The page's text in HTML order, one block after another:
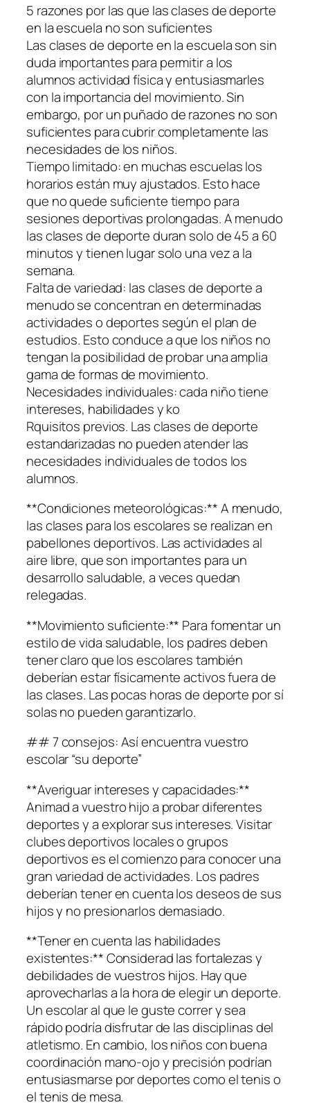
5 razones por las que las clases de deporte
en la escuela no son suficientes
Las clases de deporte en la escuela son sin
duda importantes para permitir a los
alumnos actividad física y entusiasmarles
con la importancia del movimiento. Sin
embargo, por un puñado de razones no son
suficientes para cubrir completamente las
necesidades de los niños.
Tiempo limitado: en muchas escuelas los
horarios están muy ajustados. Esto hace
que no quede suficiente tiempo para
sesiones deportivas prolongadas. A menudo
las clases de deporte duran solo de 45 a 60
minutos y tienen lugar solo una vez a la
semana.
Falta de variedad: las clases de deporte a
menudo se concentran en determinadas
actividades o deportes según el plan de
estudios. Esto conduce a que los niños no
tengan la posibilidad de probar una amplia
gama de formas de movimiento.
Necesidades individuales: cada niño tiene
intereses, habilidades y ko
Rquisitos previos. Las clases de deporte
estandarizadas no pueden atender las
necesidades individuales de todos los
alumnos.
**Condiciones meteorológicas:** A menudo,
las clases para los escolares se realizan en
pabellones deportivos. Las actividades al
aire libre, que son importantes para un
desarrollo saludable, a veces quedan
relegadas.
**Movimiento suficiente:** Para fomentar un
estilo de vida saludable, los padres deben
tener claro que los escolares también
deberían estar físicamente activos fuera de
las clases. Las pocas horas de deporte por sí
solas no pueden garantizarlo.
## 7 consejos: Así encuentra vuestro
escolar “su deporte”
**Averiguar intereses y capacidades:**
Animad a vuestro hijo a probar diferentes
deportes y a explorar sus intereses. Visitar
clubes deportivos locales o grupos
deportivos es el comienzo para conocer una
gran variedad de actividades. Los padres
deberían tener en cuenta los deseos de sus
hijos y no presionarlos demasiado.
**Tener en cuenta las habilidades
existentes:** Considerad las fortalezas y
debilidades de vuestros hijos. Hay que
aprovecharlas a la hora de elegir un deporte.
Un escolar al que le guste correr y sea
rápido podría disfrutar de las disciplinas del
atletismo. En cambio, los niños con buena
coordinación mano-ojo y precisión podrían
entusiasmarse por deportes como el tenis o
el tenis de mesa.